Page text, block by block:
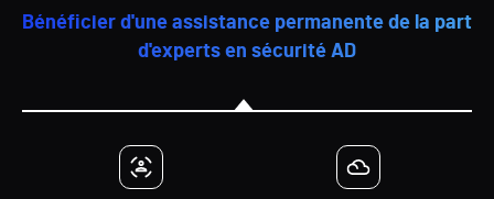
Bénéficier d'une assistance permanente de la part
d'experts en sécurité AD